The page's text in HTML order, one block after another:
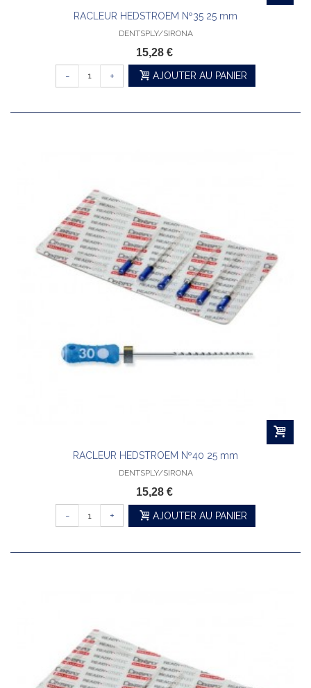
RACLEUR HEDSTROEM Nº35 25 mm
DENTSPLY/SIRONA
15,28 €
- + AJOUTER AU PANIER
RACLEUR HEDSTROEM Nº40 25 mm
DENTSPLY/SIRONA
15,28 €
- + AJOUTER AU PANIER